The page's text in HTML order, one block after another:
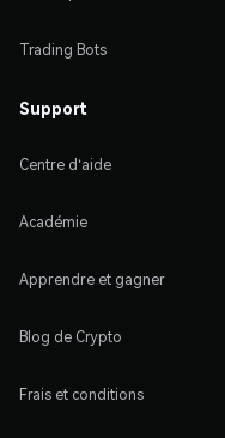
Trading Bots
Support
Centre d'aide
Académie
Apprendre et gagner
Blog de Crypto
Frais et conditions